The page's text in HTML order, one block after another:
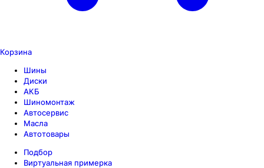
Корзина
Шины
Диски
АКБ
Шиномонтаж
Автосервис
Масла
Автотовары
Подбор
Виртуальная примерка